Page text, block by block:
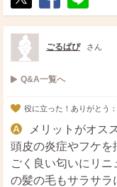
ポ
ス
ト
シ
ェ
送
る
ごるぱぴ さん
Q&A一覧へ
役に立った！ありがとう：
メリットがオス
頭皮の炎症やフケを
ごく良い匂いにリニ
の髪の毛もサラサラ